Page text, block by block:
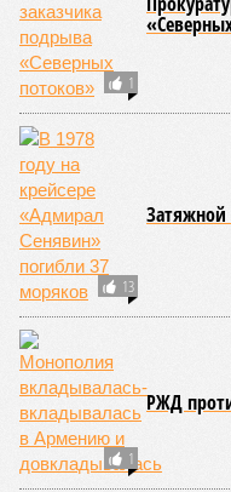
1
13
Затяжной
1
РЖД